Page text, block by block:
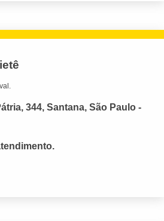
344, Santana, São Paulo -